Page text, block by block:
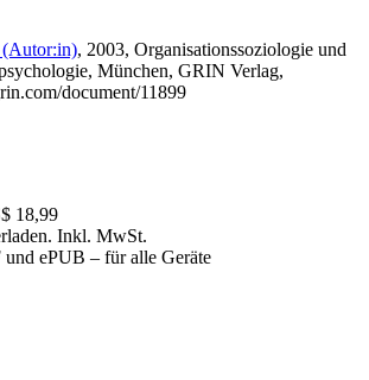
(Autor:in), 2003, Organisationssoziologie und
München, GRIN Verlag,
document/11899
18,99
Inkl. MwSt.
und ePUB – für alle Geräte